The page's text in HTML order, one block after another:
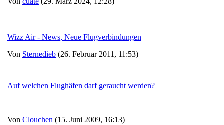
Wizz Air - News, Neue Flugverbindungen
Von Sternedieb (26. Februar 2011, 11:53)
Auf welchen Flughäfen darf geraucht werden?
Von Clouchen (15. Juni 2009, 16:13)